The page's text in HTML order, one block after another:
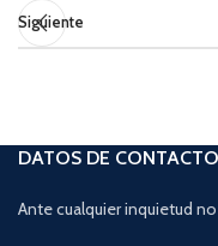
Siguiente
DATOS DE CONTACTO
Ante cualquier inquietud